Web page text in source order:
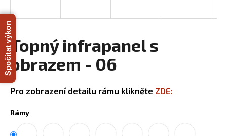
Topný infrapanel s
obrazem - 06
Pro zobrazení detailu rámu klikněte ZDE:
Rámy
a
j
í
t
?
Spočítat výkon